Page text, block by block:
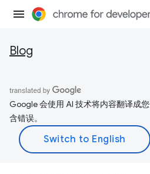
Blog
Google 会使用 AI 技术将内容翻译成
含错误。